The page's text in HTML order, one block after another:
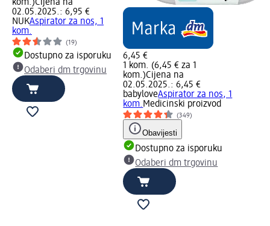
kom.)Cijena na
02.05.2025.: 6,95 €
NUKAspirator za nos, 1
kom.
(19)
Dostupno za isporuku
Odaberi dm trgovinu
6,45 €
1 kom. (6,45 € za 1
kom.)Cijena na
02.05.2025.: 6,45 €
babyloveAspirator za nos, 1
kom. Medicinski proizvod
(349)
Obavijesti
Dostupno za isporuku
Odaberi dm trgovinu